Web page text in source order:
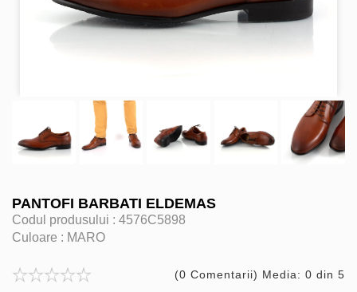
PANTOFI BARBATI ELDEMAS
Codul produsului : 4576C5898
Culoare : MARO
(0 Comentarii) Media: 0 din 5